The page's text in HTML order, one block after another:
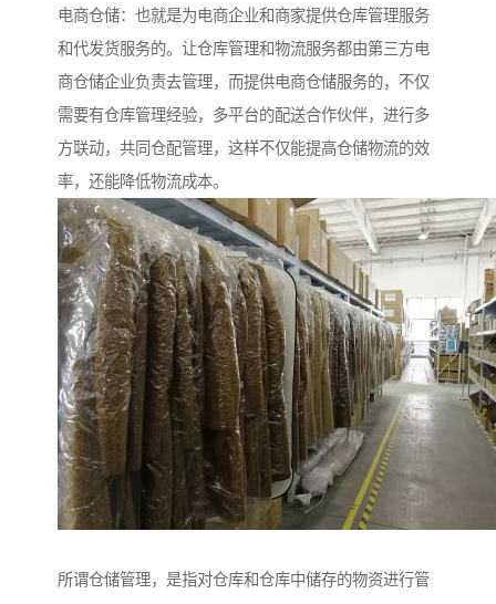
电商仓储：也就是为电商企业和商家提供仓库管理服务
和代发货服务的。让仓库管理和物流服务都由第三方电
商仓储企业负责去管理，而提供电商仓储服务的，不仅
需要有仓库管理经验，多平台的配送合作伙伴，进行多
方联动，共同仓配管理，这样不仅能提高仓储物流的效
率，还能降低物流成本。
所谓仓储管理，是指对仓库和仓库中储存的物资进行管